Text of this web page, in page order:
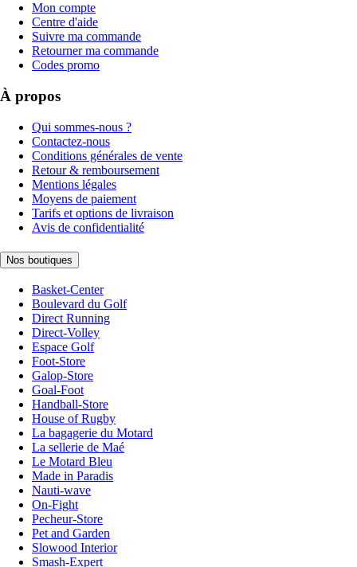
Mon compte
Centre d'aide
Suivre ma commande
Retourner ma commande
Codes promo
À propos
Qui sommes-nous ?
Contactez-nous
Conditions générales de vente
Retour & remboursement
Mentions légales
Moyens de paiement
Tarifs et options de livraison
Avis de confidentialité
Nos boutiques
Basket-Center
Boulevard du Golf
Direct Running
Direct-Volley
Espace Golf
Foot-Store
Galop-Store
Goal-Foot
Handball-Store
House of Rugby
La bagagerie du Motard
La sellerie de Maé
Le Motard Bleu
Made in Paradis
Nauti-wave
On-Fight
Pecheur-Store
Pet and Garden
Slowood Interior
Smash-Expert